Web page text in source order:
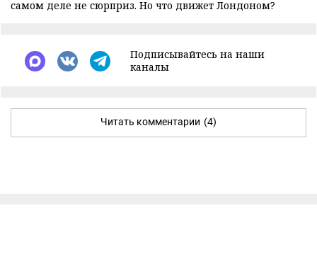
самом деле не сюрприз. Но что движет Лондоном?
Подписывайтесь на наши
каналы
Читать комментарии (4)